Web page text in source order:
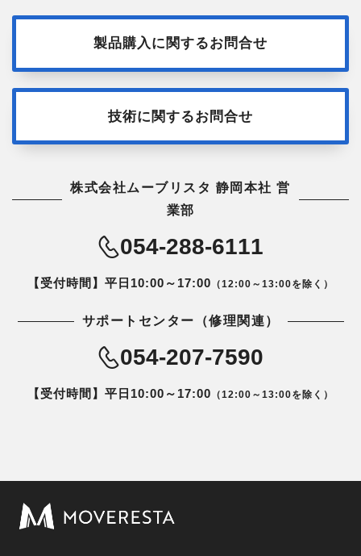
製品購入に関するお問合せ
技術に関するお問合せ
株式会社ムーブリスタ 静岡本社 営
業部
054-288-6111
【受付時間】平日10:00～17:00 （12:00～13:00を除く）
サポートセンター（修理関連）
054-207-7590
【受付時間】平日10:00～17:00 （12:00～13:00を除く）